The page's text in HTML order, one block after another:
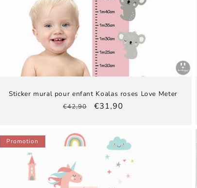
Sticker mural pour enfant Koalas roses Love Meter
Prix
€42,90
Prix
€31,90
Promotion